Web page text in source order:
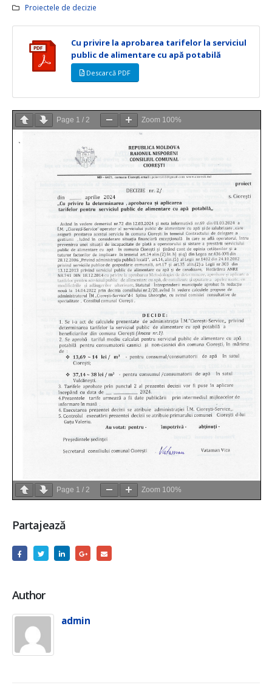
Proiectele de decizie
Cu privire la aprobarea tarifelor la serviciul
public de alimentare cu apă potabilă
Descarcă PDF
Page 1 / 2 Zoom 100%
Page 1 / 2 Zoom 100%
Partajează
Author
admin